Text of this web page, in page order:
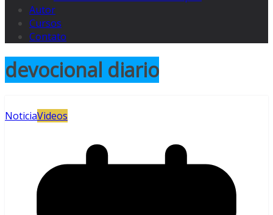
Autor
Cursos
Contato
devocional diario
NoticiaVideos